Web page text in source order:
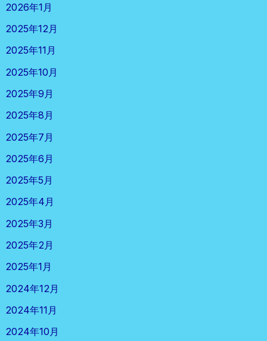
2026年1月
2025年12月
2025年11月
2025年10月
2025年9月
2025年8月
2025年7月
2025年6月
2025年5月
2025年4月
2025年3月
2025年2月
2025年1月
2024年12月
2024年11月
2024年10月